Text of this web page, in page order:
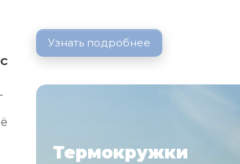
Узнать подробнее
Термокружки